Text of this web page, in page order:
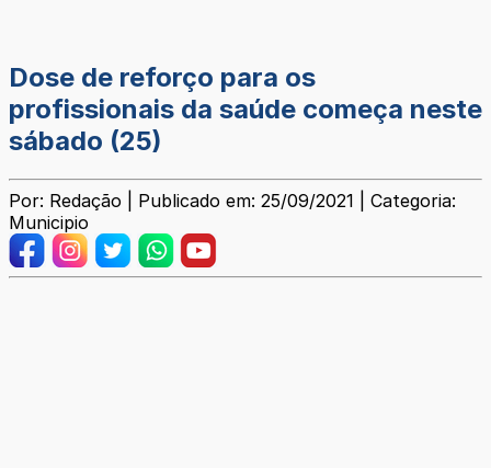
Dose de reforço para os
profissionais da saúde começa neste
sábado (25)
Por: Redação | Publicado em: 25/09/2021 | Categoria:
Municipio